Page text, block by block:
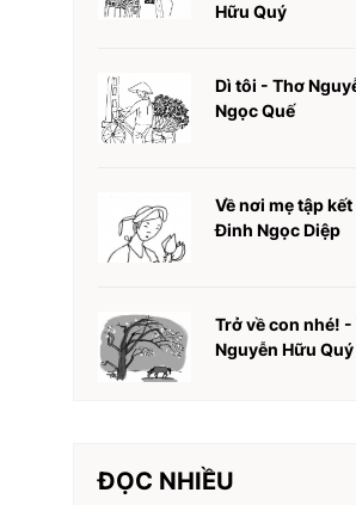
Hữu Quý
Dì tôi - Thơ
Ngọc Quế
Về nơi mẹ tập
Đinh Ngọc Diệp
Trở về con nhé! -
Nguyễn Hữu Quý
ĐỌC NHIỀU